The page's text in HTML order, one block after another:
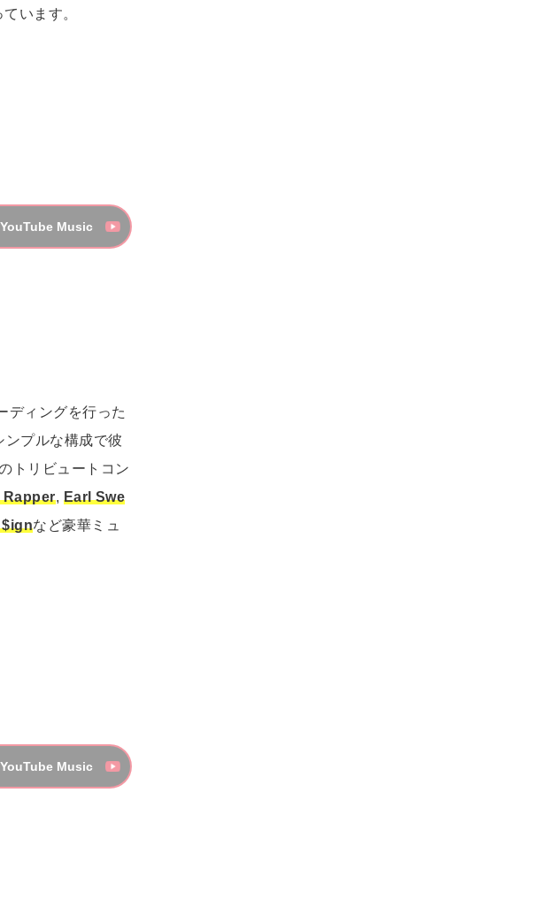
います。
YouTube Music
ディングを行った
プルな構成で彼
トリビュートコン
Rapper, Earl Swe
$ignなど豪華ミュ
YouTube Music